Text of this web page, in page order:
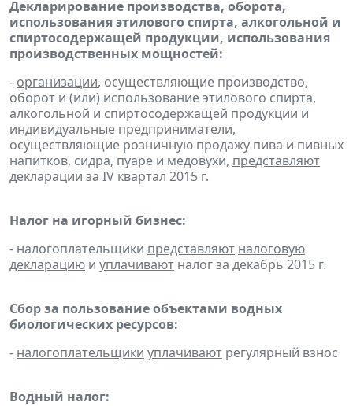
Декларирование производства, оборота,
использования этилового спирта, алкогольной и
спиртосодержащей продукции, использования
производственных мощностей:
- организации, осуществляющие производство,
оборот и (или) использование этилового спирта,
алкогольной и спиртосодержащей продукции и
индивидуальные предприниматели,
осуществляющие розничную продажу пива и пивных
напитков, сидра, пуаре и медовухи, представляют
декларации за IV квартал 2015 г.
Налог на игорный бизнес:
- налогоплательщики представляют налоговую
декларацию и уплачивают налог за декабрь 2015 г.
Сбор за пользование объектами водных
биологических ресурсов:
- налогоплательщики уплачивают регулярный взнос
Водный налог: